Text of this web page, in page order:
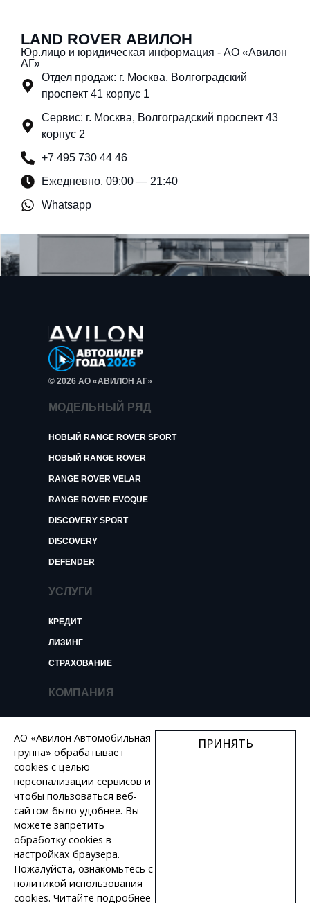
LAND ROVER АВИЛОН
Юр.лицо и юридическая информация - АО «Авилон
АГ»
Отдел продаж: г. Москва, Волгоградский
проспект 41 корпус 1
Сервис: г. Москва, Волгоградский проспект 43
корпус 2
+7 495 730 44 46
Ежедневно, 09:00 — 21:40
Whatsapp
© 2026 АО «АВИЛОН АГ»
МОДЕЛЬНЫЙ РЯД
НОВЫЙ RANGE ROVER SPORT
НОВЫЙ RANGE ROVER
RANGE ROVER VELAR
RANGE ROVER EVOQUE
DISCOVERY SPORT
DISCOVERY
DEFENDER
УСЛУГИ
КРЕДИТ
ЛИЗИНГ
СТРАХОВАНИЕ
КОМПАНИЯ
НОВОСТИ И ОБЗОРЫ
КОНТАКТЫ
ВАКАНСИИ
ПОЛИТИКА КОНФИДЕНЦИАЛЬНОСТИ
АО «Авилон Автомобильная
группа» обрабатывает
cookies с целью
персонализации сервисов и
чтобы пользоваться веб-
сайтом было удобнее. Вы
можете запретить
обработку сookies в
настройках браузера.
Пожалуйста, ознакомьтесь с
политикой использования
cookies. Читайте подробнее
ПРИНЯТЬ